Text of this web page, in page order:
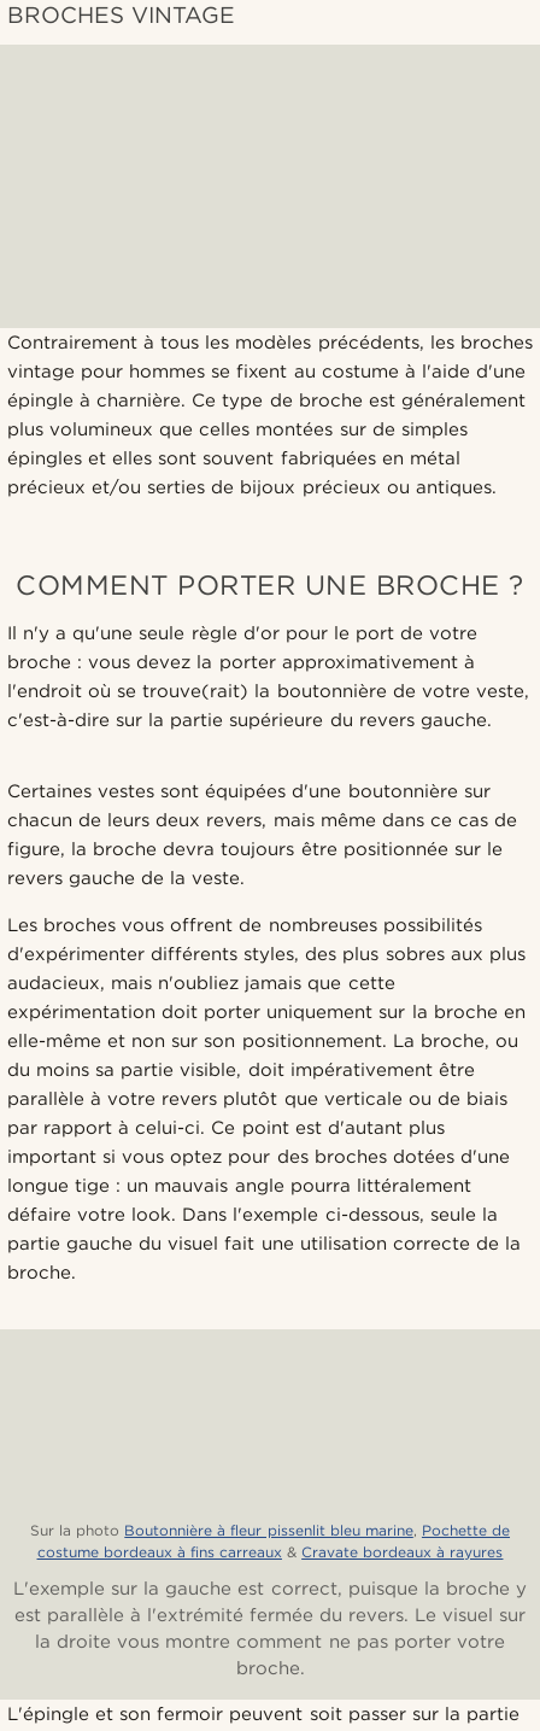
BROCHES VINTAGE
Contrairement à tous les modèles précédents, les broches
vintage pour hommes se fixent au costume à l'aide d'une
épingle à charnière. Ce type de broche est généralement
plus volumineux que celles montées sur de simples
épingles et elles sont souvent fabriquées en métal
précieux et/ou serties de bijoux précieux ou antiques.
COMMENT PORTER UNE BROCHE ?
Il n'y a qu'une seule règle d'or pour le port de votre
broche : vous devez la porter approximativement à
l'endroit où se trouve(rait) la boutonnière de votre veste,
c'est-à-dire sur la partie supérieure du revers gauche.
Certaines vestes sont équipées d'une boutonnière sur
chacun de leurs deux revers, mais même dans ce cas de
figure, la broche devra toujours être positionnée sur le
revers gauche de la veste.
Les broches vous offrent de nombreuses possibilités
d'expérimenter différents styles, des plus sobres aux plus
audacieux, mais n'oubliez jamais que cette
expérimentation doit porter uniquement sur la broche en
elle-même et non sur son positionnement. La broche, ou
du moins sa partie visible, doit impérativement être
parallèle à votre revers plutôt que verticale ou de biais
par rapport à celui-ci. Ce point est d'autant plus
important si vous optez pour des broches dotées d'une
longue tige : un mauvais angle pourra littéralement
défaire votre look. Dans l'exemple ci-dessous, seule la
partie gauche du visuel fait une utilisation correcte de la
broche.
Sur la photo Boutonnière à fleur pissenlit bleu marine, Pochette de
costume bordeaux à fins carreaux &Cravate bordeaux à rayures
L'exemple sur la gauche est correct, puisque la broche y
est parallèle à l'extrémité fermée du revers. Le visuel sur
la droite vous montre comment ne pas porter votre
broche.
L'épingle et son fermoir peuvent soit passer sur la partie